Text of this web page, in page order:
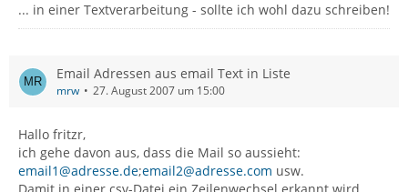
... in einer Textverarbeitung - sollte ich wohl dazu schreiben!
Email Adressen aus email Text in Liste
mrw 27. August 2007 um 15:00
Hallo fritzr,
ich gehe davon aus, dass die Mail so aussieht:
email1@adresse.de;email2@adresse.com usw.